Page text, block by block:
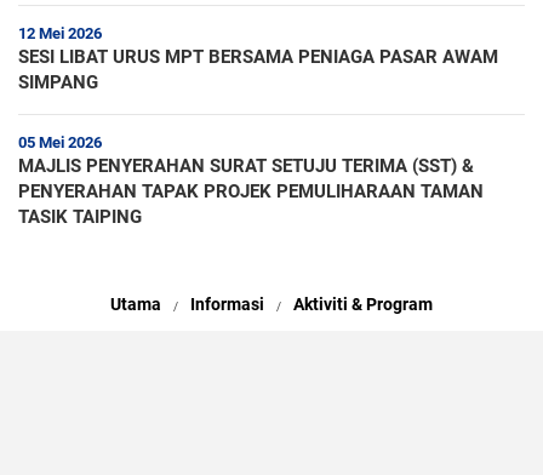
12 Mei 2026
SESI LIBAT URUS MPT BERSAMA PENIAGA PASAR AWAM
SIMPANG
05 Mei 2026
MAJLIS PENYERAHAN SURAT SETUJU TERIMA (SST) &
PENYERAHAN TAPAK PROJEK PEMULIHARAAN TAMAN
TASIK TAIPING
Utama Informasi Aktiviti & Program